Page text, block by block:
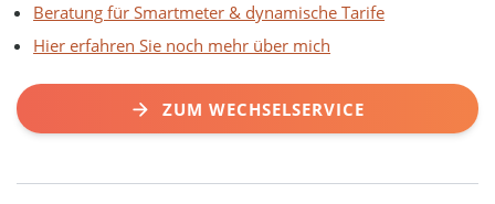
Beratung für Smartmeter & dynamische Tarife
Hier erfahren Sie noch mehr über mich
ZUM WECHSELSERVICE